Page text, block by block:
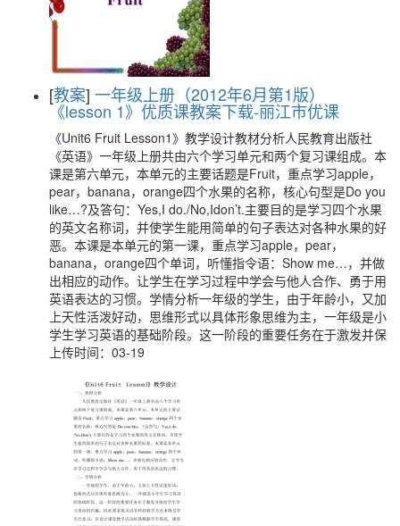
[教案] 一年级上册（2012年6月第1版）
《lesson 1》优质课教案下载-丽江市优课
《Unit6 Fruit Lesson1》教学设计教材分析人民教育出版社
《英语》一年级上册共由六个学习单元和两个复习课组成。本
课是第六单元，本单元的主要话题是Fruit，重点学习apple，
pear，banana，orange四个水果的名称，核心句型是Do you
like…?及答句：Yes,I do./No,Idon’t.主要目的是学习四个水果
的英文名称词，并使学生能用简单的句子表达对各种水果的好
恶。本课是本单元的第一课，重点学习apple，pear，
banana，orange四个单词，听懂指令语：Show me…，并做
出相应的动作。让学生在学习过程中学会与他人合作、勇于用
英语表达的习惯。学情分析一年级的学生，由于年龄小，又加
上天性活泼好动，思维形式以具体形象思维为主，一年级是小
学生学习英语的基础阶段。这一阶段的重要任务在于激发并保
上传时间：03-19